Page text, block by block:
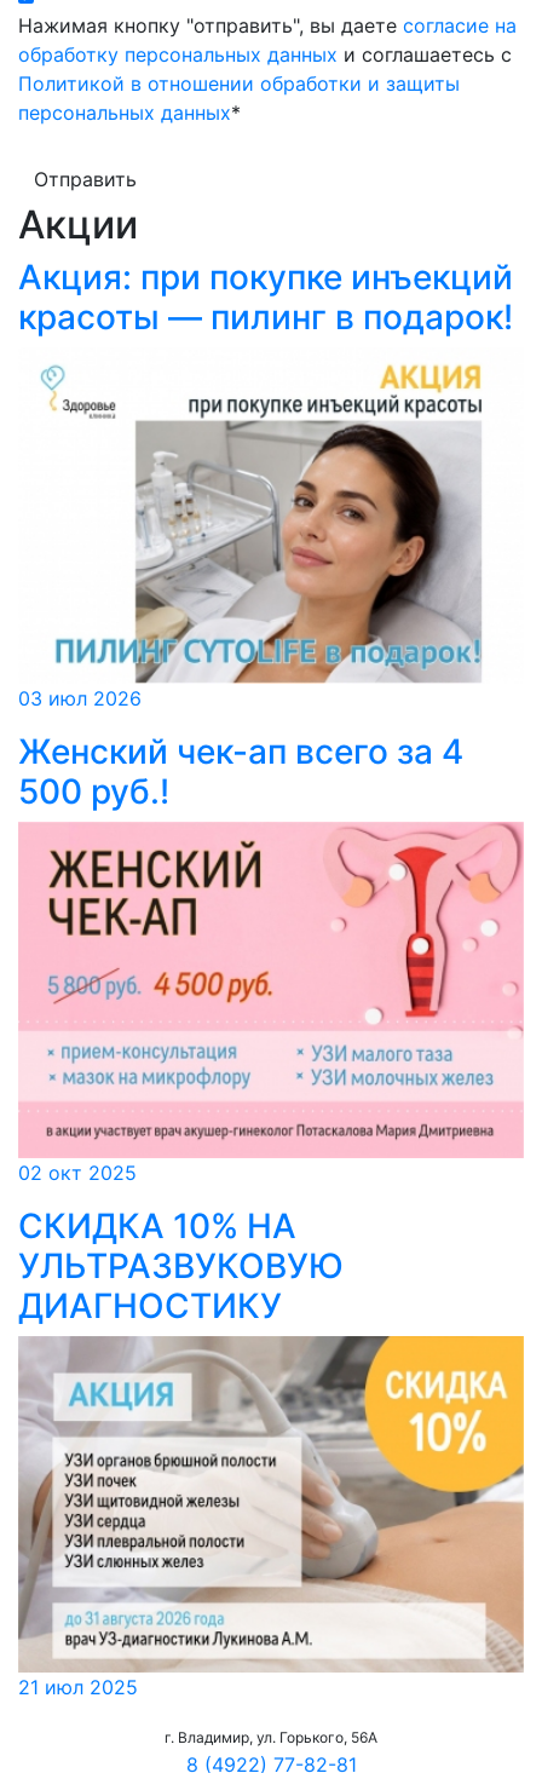
Нажимая кнопку "отправить", вы даете согласие на
обработку персональных данных и соглашаетесь с
Политикой в отношении обработки и защиты
персональных данных*
Отправить
Акции
Акция: при покупке инъекций
красоты — пилинг в подарок!
03 июл 2026
Женский чек-ап всего за 4
500 руб.!
02 окт 2025
СКИДКА 10% НА
УЛЬТРАЗВУКОВУЮ
ДИАГНОСТИКУ
21 июл 2025
г. Владимир, ул. Горького, 56А
8 (4922) 77-82-81